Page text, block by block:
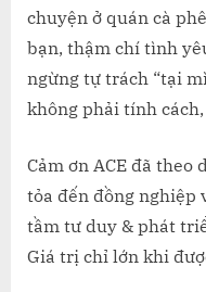
chuyện ở quán cà
bạn, thậm chí tình
ngừng tự trách “tại
không phải tính
Cảm ơn ACE đã theo
tỏa đến đồng nghiệp
tầm tư duy & phát
Giá trị chỉ lớn khi